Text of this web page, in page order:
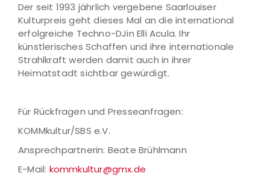
Der seit 1993 jährlich vergebene Saarlouiser
Kulturpreis geht dieses Mal an die international
erfolgreiche Techno-DJin Elli Acula. Ihr
künstlerisches Schaffen und ihre internationale
Strahlkraft werden damit auch in ihrer
Heimatstadt sichtbar gewürdigt.
Für Rückfragen und Presseanfragen:
KOMMkultur/SBS e.V.
Ansprechpartnerin: Beate Brühlmann
E-Mail: kommkultur@gmx.de